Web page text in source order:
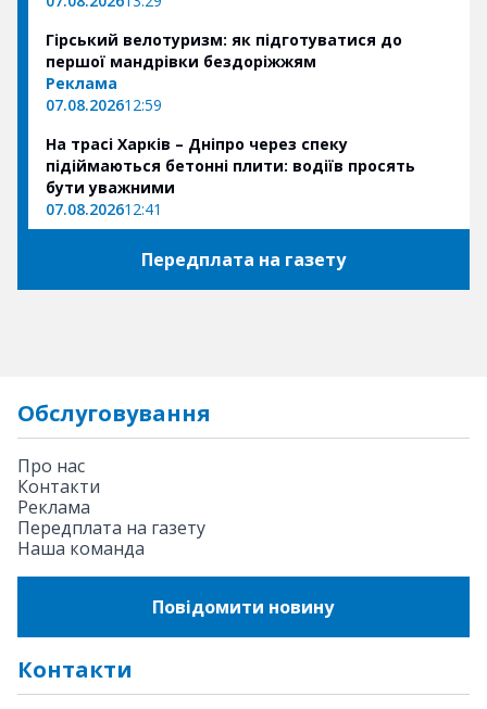
Гірський велотуризм: як підготуватися до
першої мандрівки бездоріжжям
Реклама
07.08.202612:59
На трасі Харків – Дніпро через спеку
підіймаються бетонні плити: водіїв просять
бути уважними
07.08.202612:41
Передплата на газету
Обслуговування
Про нас
Контакти
Реклама
Передплата на газету
Наша команда
Повідомити новину
Контакти